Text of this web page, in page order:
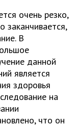
очень резко,
В
данной
является
здоровья
на
что он